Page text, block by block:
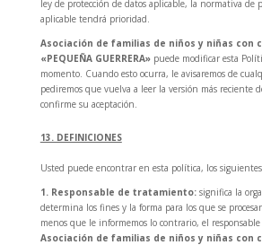
ley de protección de datos aplicable, la normativa de
aplicable tendrá prioridad.
Asociación de familias de niños y niñas con
«PEQUEÑA GUERRERA» puede modificar esta
momento. Cuando esto ocurra, le avisaremos de
pediremos que vuelva a leer la versión más reciente
confirme su aceptación.
13. DEFINICIONES
Usted puede encontrar en esta política, los
1. Responsable de tratamiento: significa la
determina los fines y la forma para los que se
menos que le informemos lo contrario, el
Asociación de familias de niños y niñas con